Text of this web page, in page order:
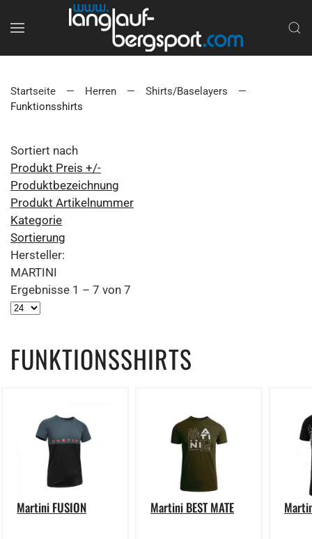
Startseite Herren
Shirts/Baselayers
Funktionsshirts
Sortiert nach
Produkt Preis +/-
Produktbezeichnung
Produkt Artikelnummer
Kategorie
Sortierung
Hersteller:
MARTINI
Ergebnisse 1 – 7 von 7
FUNKTIONSSHIRTS
Martini FUSION Martini BEST MATE